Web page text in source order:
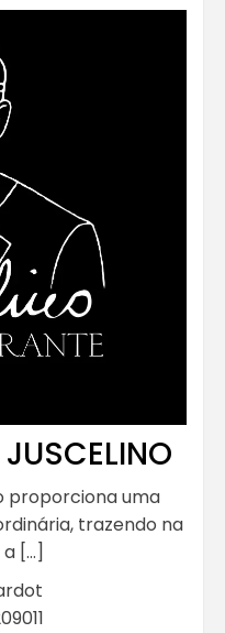
proporciona uma
trazendo na
[…]